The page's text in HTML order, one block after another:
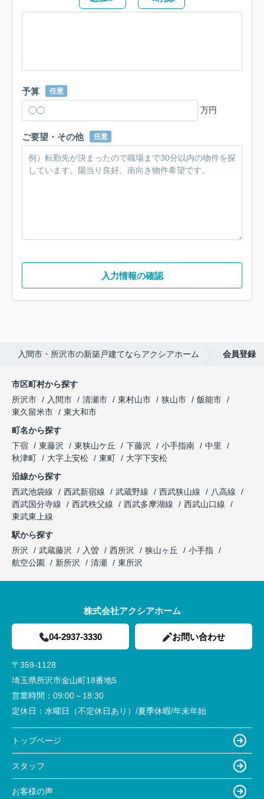
予算 任意
万円
ご要望・その他 任意
入力情報の確認
入間市・所沢市の新築戸建てならアクシアホーム 会員登録
市区町村から探す
所沢市
入間市 清瀬市 東村山市 狭山市
飯能市
東久留米市
東大和市
町名から探す
下宿
東藤沢 東狭山ケ丘 下藤沢 小手指南
中里
秋津町
大字上安松 東町
大字下安松
沿線から探す
西武池袋線
西武新宿線 武蔵野線 西武狭山線
八高線
西武国分寺線
西武秩父線 西武多摩湖線
西武山口線
東武東上線
駅から探す
所沢
武蔵藤沢 入曽 西所沢 狭山ヶ丘
小手指
航空公園
新所沢 清瀬 東所沢
株式会社アクシアホーム
04-2937-3330 お問い合わせ
〒359-1128
埼玉県所沢市金山町18番地5
営業時間： 09:00～18:30
定休日： 水曜日（不定休日あり）/夏季休暇/年末年始
トップページ
スタッフ
お客様の声